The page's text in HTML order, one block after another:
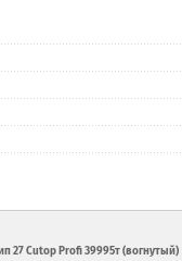
27 Cutop Profi 39995т (вогнутый)